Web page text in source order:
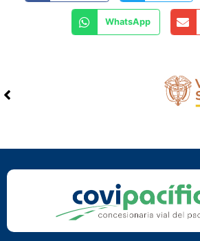
WhatsApp